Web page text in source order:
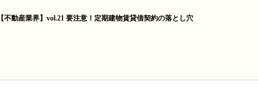
【不動産業界】vol.21 要注意！定期建物賃貸借契約の落とし穴